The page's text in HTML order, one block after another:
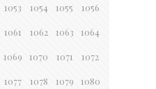
1053 1054 1055 1056
1061 1062 1063 1064
1069 1070 1071 1072
1077 1078 1079 1080